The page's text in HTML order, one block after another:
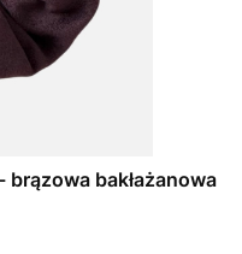
bakłażanowa